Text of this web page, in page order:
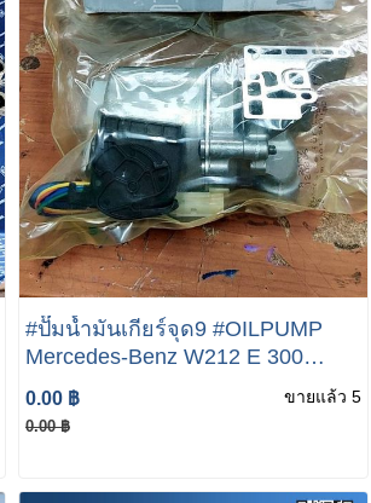
#ปั๊มน้ำมันเกียร์จุด9 #OILPUMP
Mercedes-Benz W212 E 300
bluetec hybrid W205 bluetec
0.00 ฿
0.00 ฿
ขายแล้ว 5